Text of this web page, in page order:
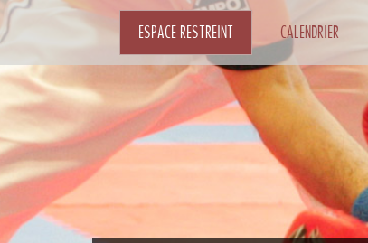
ESPACE RESTREINT CALENDRIER